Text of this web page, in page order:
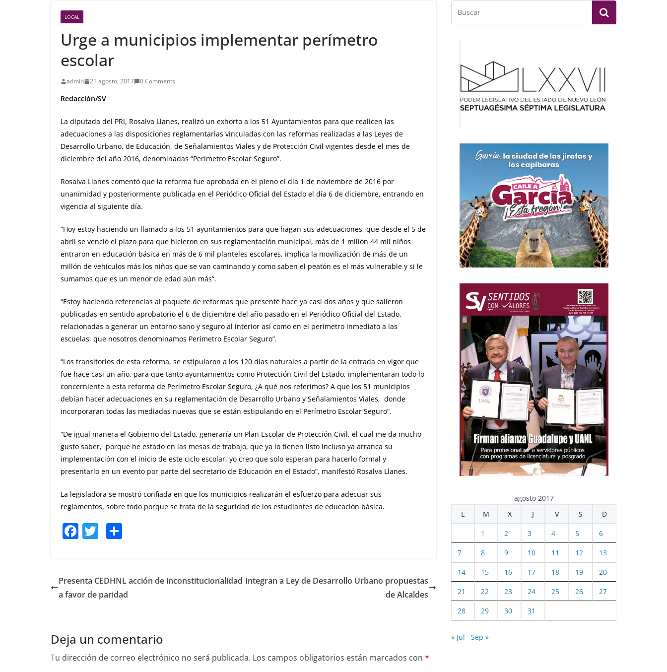
LOCAL
Urge a municipios implementar perímetro
escolar
admin 21 agosto, 2017 0 Comments
Redacción/SV
La diputada del PRI, Rosalva Llanes, realizó un exhorto a los 51 Ayuntamientos para que realicen las
adecuaciones a las disposiciones reglamentarias vinculadas con las reformas realizadas a las Leyes de
Desarrollo Urbano, de Educación, de Señalamientos Viales y de Protección Civil vigentes desde el mes de
diciembre del año 2016, denominadas “Perímetro Escolar Seguro”.
Rosalva Llanes comentó que la reforma fue aprobada en el pleno el día 1 de noviembre de 2016 por
unanimidad y posteriormente publicada en el Periódico Oficial del Estado el día 6 de diciembre, entrando en
vigencia al siguiente día.
“Hoy estoy haciendo un llamado a los 51 ayuntamientos para que hagan sus adecuaciones, que desde el 5 de
abril se venció el plazo para que hicieron en sus reglamentación municipal, más de 1 millón 44 mil niños
entraron en educación básica en más de 6 mil planteles escolares, implica la movilización de más de un
millón de vehículos más los niños que se van caminando y como saben el peatón es el más vulnerable y si le
sumamos que es un menor de edad aún más”.
“Estoy haciendo referencias al paquete de reformas que presenté hace ya casi dos años y que salieron
publicadas en sentido aprobatorio el 6 de diciembre del año pasado en el Periódico Oficial del Estado,
relacionadas a generar un entorno sano y seguro al interior así como en el perímetro inmediato a las
escuelas, que nosotros denominamos Perímetro Escolar Seguro”.
“Los transitorios de esta reforma, se estipularon a los 120 días naturales a partir de la entrada en vigor que
fue hace casi un año, para que tanto ayuntamientos como Protección Civil del Estado, implementaran todo lo
concerniente a esta reforma de Perímetro Escolar Seguro, ¿A qué nos referimos? A que los 51 municipios
debían hacer adecuaciones en su reglamentación de Desarrollo Urbano y Señalamientos Viales, donde
incorporaran todas las mediadas nuevas que se están estipulando en el Perímetro Escolar Seguro”.
“De igual manera el Gobierno del Estado, generaría un Plan Escolar de Protección Civil, el cual me da mucho
gusto saber, porque he estado en las mesas de trabajo, que ya lo tienen listo incluso ya arranca su
implementación con el inicio de este ciclo escolar, yo creo que solo esperan para hacerlo formal y
presentarlo en un evento por parte del secretario de Educación en el Estado”, manifestó Rosalva Llanes.
La legisladora se mostró confiada en que los municipios realizarán el esfuerzo para adecuar sus
reglamentos, sobre todo porque se trata de la seguridad de los estudiantes de educación básica.
F
e
b
k
T
er e
Presenta CEDHNL acción de inconstitucionalidad
a favor de paridad
Integran a Ley de Desarrollo Urbano propuestas
de Alcaldes
Deja un comentario
Tu dirección de correo electrónico no será publicada. Los campos obligatorios están marcados con *
agosto 2017
L
M X J V S D
1 2 3 4 5 6
7 8 9 10 11 12 13
14 15 16 17 18 19 20
21 22 23 24 25 26 27
28 29 30 31
« Jul Sep »